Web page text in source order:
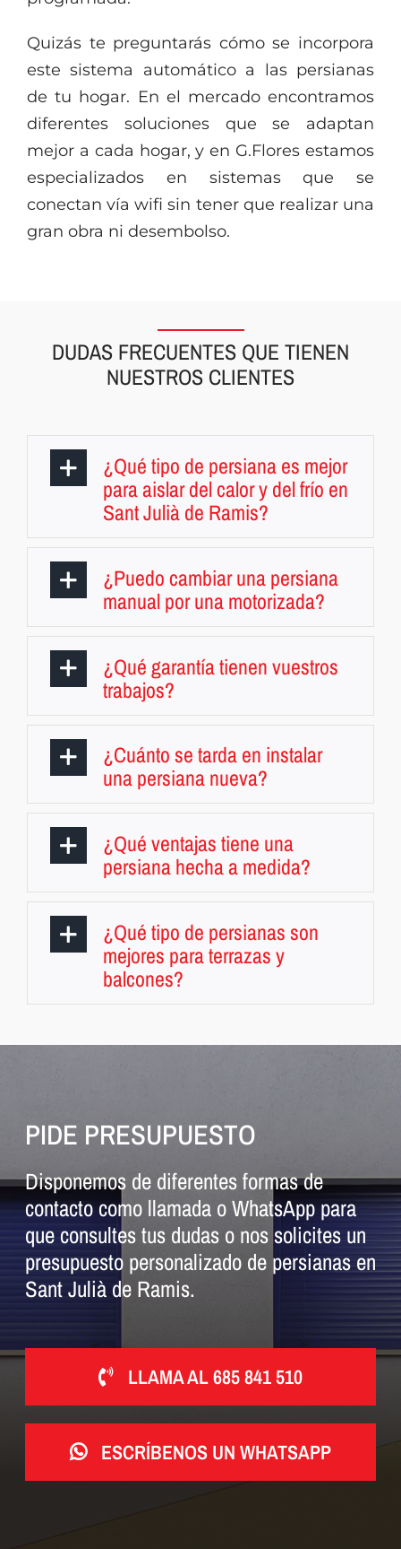
Quizás te preguntarás cómo se incorpora
este sistema automático a las persianas
de tu hogar. En el mercado encontramos
diferentes soluciones que se adaptan
mejor a cada hogar, y en G.Flores estamos
especializados en sistemas que se
conectan vía wifi sin tener que realizar una
gran obra ni desembolso.
DUDAS FRECUENTES QUE TIENEN
NUESTROS CLIENTES
¿Qué tipo de persiana es mejor
para aislar del calor y del frío en
Sant Julià de Ramis?
¿Puedo cambiar una persiana
manual por una motorizada?
¿Qué garantía tienen vuestros
trabajos?
¿Cuánto se tarda en instalar
una persiana nueva?
¿Qué ventajas tiene una
persiana hecha a medida?
¿Qué tipo de persianas son
mejores para terrazas y
balcones?
PIDE PRESUPUESTO
Disponemos de diferentes formas de
contacto como llamada o WhatsApp para
que consultes tus dudas o nos solicites un
presupuesto personalizado de persianas en
Sant Julià de Ramis.
LLAMA AL 685 841 510
ESCRÍBENOS UN WHATSAPP